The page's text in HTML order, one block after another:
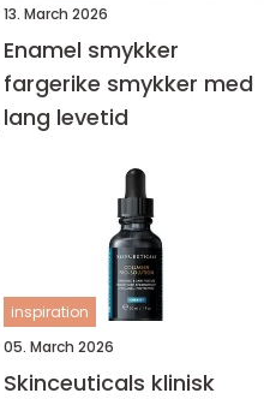
13. March 2026
Enamel smykker
fargerike smykker med
lang levetid
inspiration
05. March 2026
Skinceuticals klinisk